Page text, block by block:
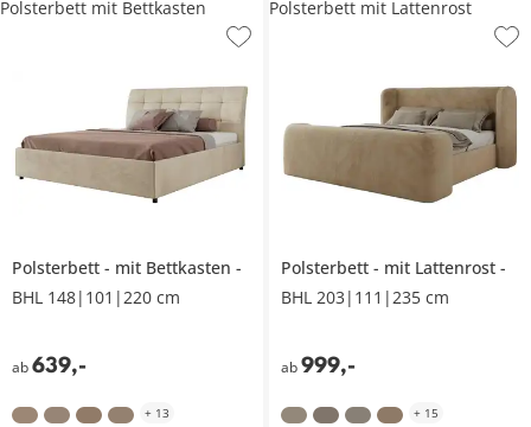
Polsterbett
mit Bettkasten
BHL 148|101|220 cm
ab639,-
Polsterbett mit Bettkasten
+ 13
Polsterbett
mit Lattenrost
BHL 203|111|235 cm
ab 999,-
Polsterbett mit Lattenrost
+ 15